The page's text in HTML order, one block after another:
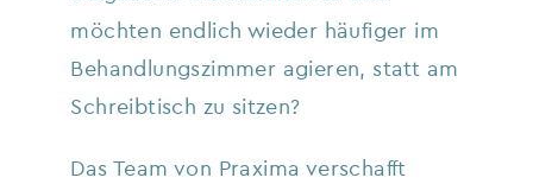
möchten endlich wieder häufiger im
Behandlungszimmer agieren, statt am
Schreibtisch zu sitzen?
Das Team von Praxima verschafft